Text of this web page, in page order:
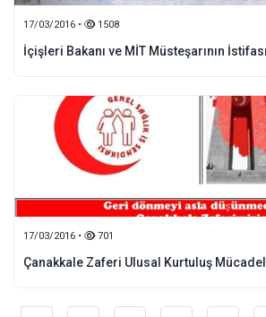
17/03/2016 • 1508
İçişleri Bakanı ve MİT Müsteşarının
17/03/2016 • 701
Çanakkale Zaferi Ulusal Kurtuluş